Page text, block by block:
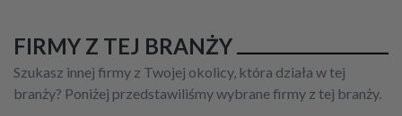
FIRMY Z TEJ BRANŻY
Szukasz innej firmy z Twojej okolicy, która działa w tej
branży? Poniżej przedstawiliśmy wybrane firmy z tej branży.